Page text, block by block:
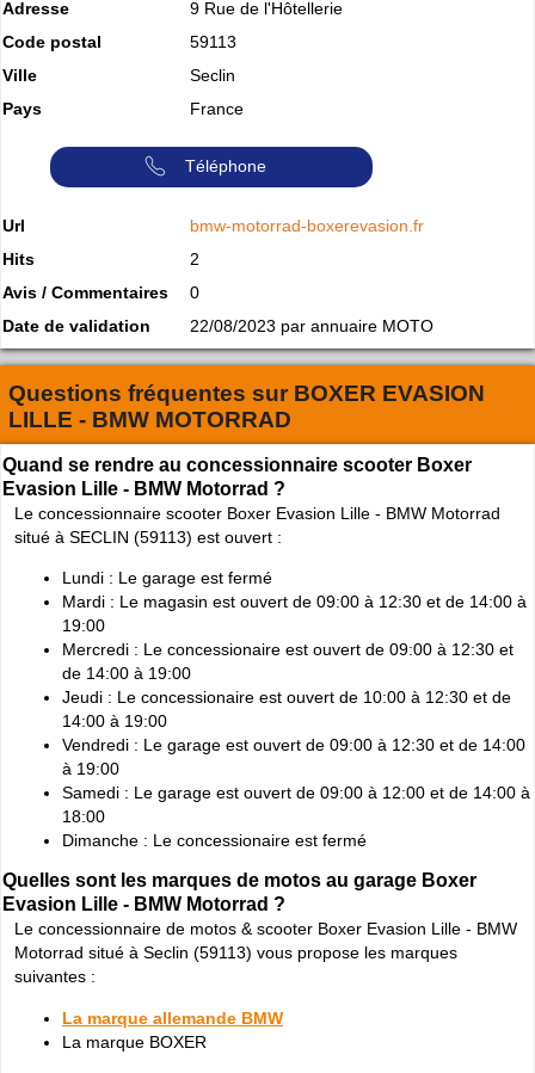
Adresse
9 Rue de l'Hôtellerie
Code postal
59113
Ville
Seclin
Pays
France
Téléphone
Url
bmw-motorrad-boxerevasion.fr
Hits
2
Avis / Commentaires
0
Date de validation
22/08/2023 par annuaire MOTO
Questions fréquentes sur BOXER EVASION
LILLE - BMW MOTORRAD
Quand se rendre au concessionnaire scooter Boxer
Evasion Lille - BMW Motorrad ?
Le concessionnaire scooter Boxer Evasion Lille - BMW Motorrad
situé à SECLIN (59113) est ouvert :
Lundi : Le garage est fermé
Mardi : Le magasin est ouvert de 09:00 à 12:30 et de 14:00 à
19:00
Mercredi : Le concessionaire est ouvert de 09:00 à 12:30 et
de 14:00 à 19:00
Jeudi : Le concessionaire est ouvert de 10:00 à 12:30 et de
14:00 à 19:00
Vendredi : Le garage est ouvert de 09:00 à 12:30 et de 14:00
à 19:00
Samedi : Le garage est ouvert de 09:00 à 12:00 et de 14:00 à
18:00
Dimanche : Le concessionaire est fermé
Quelles sont les marques de motos au garage Boxer
Evasion Lille - BMW Motorrad ?
Le concessionnaire de motos & scooter Boxer Evasion Lille - BMW
Motorrad situé à Seclin (59113) vous propose les marques
suivantes :
La marque allemande BMW
La marque BOXER